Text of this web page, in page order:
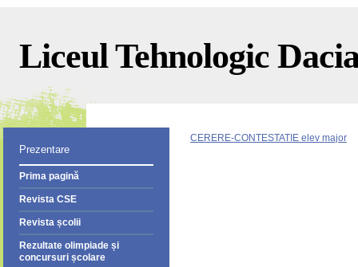
Liceul Tehnologic
Prezentare
Prima pagină
Revista CSE
Revista școlii
Rezultate olimpiade și
concursuri școlare
CERERE-CONTESTATIE elev major